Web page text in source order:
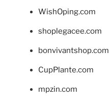
WishOping.com
shoplegacee.com
bonvivantshop.com
CupPlante.com
mpzin.com